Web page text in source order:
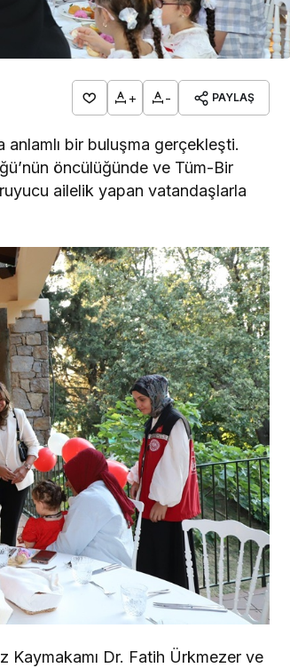
+ - PAYLAŞ
anlamlı bir buluşma gerçekleşti.
öncülüğünde ve Tüm-Bir
ailelik yapan vatandaşlarla
Kaymakamı Dr. Fatih Ürkmezer ve